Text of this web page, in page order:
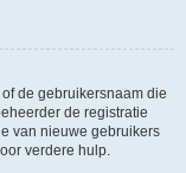
de gebruikersnaam die
de registratie
van nieuwe gebruikers
verdere hulp.